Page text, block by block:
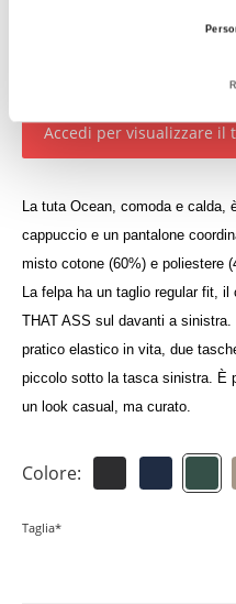
Accedi per visualizzare il
La tuta Ocean, comoda e calda,
cappuccio e un pantalone
misto cotone (60%) e poliestere
La felpa ha un taglio regular fit,
THAT ASS sul davanti a
pratico elastico in vita, due
piccolo sotto la tasca sinistra. È
un look casual, ma curato.
Colore:
Taglia*